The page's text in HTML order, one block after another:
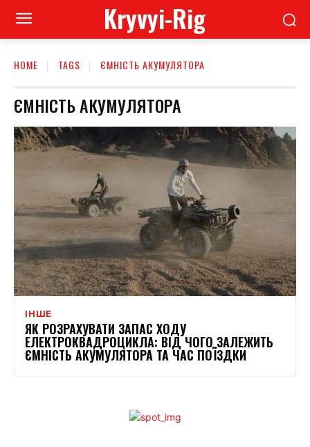
Kryvyi-Rig
HOME TAGS ЄМНІСТЬ АКУМУЛЯТОРА
ЄМНІСТЬ АКУМУЛЯТОРА
ІНШЕ
ЯК РОЗРАХУВАТИ ЗАПАС ХОДУ
ЕЛЕКТРОКВАДРОЦИКЛА: ВІД ЧОГО ЗАЛЕЖИТЬ
ЄМНІСТЬ АКУМУЛЯТОРА ТА ЧАС ПОЇЗДКИ